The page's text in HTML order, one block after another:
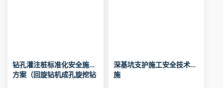
钻孔灌注桩标准化安全施工
方案（回旋钻机成孔旋挖钻
深基坑支护施工安全技术措
施